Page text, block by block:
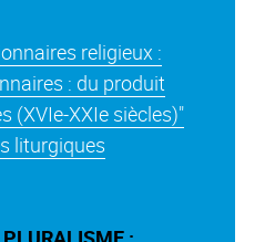
religieux :
: du produit
(XVIe-XXIe siècles)"
liturgiques